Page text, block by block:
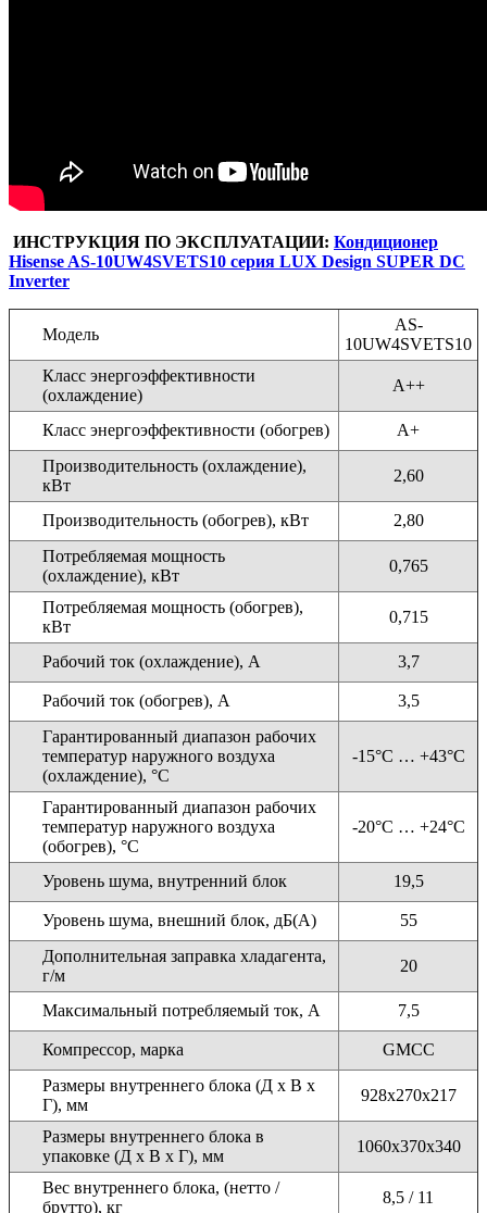
ИНСТРУКЦИЯ ПО ЭКСПЛУАТАЦИИ: Кондиционер
Hisense AS-10UW4SVETS10 серия LUX Design SUPER DC
Inverter
Модель
AS-
10UW4SVETS10
Класс энергоэффективности
(охлаждение)
A++
Класс энергоэффективности (обогрев)
A+
Производительность (охлаждение),
кВт
2,60
Производительность (обогрев), кВт
2,80
Потребляемая мощность
(охлаждение), кВт
0,765
Потребляемая мощность (обогрев),
кВт
0,715
Рабочий ток (охлаждение), А 3,7
Рабочий ток (обогрев), А
3,5
Гарантированный диапазон рабочих
температур наружного воздуха
(охлаждение), °С
-15°C … +43°C
Гарантированный диапазон рабочих
температур наружного воздуха
(обогрев), °С
-20°C … +24°C
Уровень шума, внутренний блок 19,5
Уровень шума, внешний блок, дБ(А)
55
Дополнительная заправка хладагента,
г/м
20
Максимальный потребляемый ток, А 7,5
Компрессор, марка
GMCC
Размеры внутреннего блока (Д x В x
Г), мм
928x270x217
Размеры внутреннего блока в
упаковке (Д x В x Г), мм
1060x370x340
Вес внутреннего блока, (нетто /
брутто), кг
8,5 / 11